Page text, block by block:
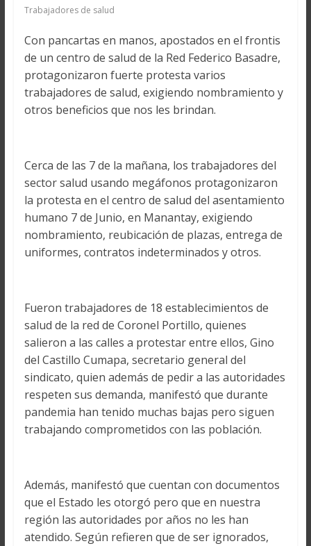
Trabajadores de salud
Con pancartas en manos, apostados en el frontis
de un centro de salud de la Red Federico Basadre,
protagonizaron fuerte protesta varios
trabajadores de salud, exigiendo nombramiento y
otros beneficios que nos les brindan.
Cerca de las 7 de la mañana, los trabajadores del
sector salud usando megáfonos protagonizaron
la protesta en el centro de salud del asentamiento
humano 7 de Junio, en Manantay, exigiendo
nombramiento, reubicación de plazas, entrega de
uniformes, contratos indeterminados y otros.
Fueron trabajadores de 18 establecimientos de
salud de la red de Coronel Portillo, quienes
salieron a las calles a protestar entre ellos, Gino
del Castillo Cumapa, secretario general del
sindicato, quien además de pedir a las autoridades
respeten sus demanda, manifestó que durante
pandemia han tenido muchas bajas pero siguen
trabajando comprometidos con las población.
Además, manifestó que cuentan con documentos
que el Estado les otorgó pero que en nuestra
región las autoridades por años no les han
atendido. Según refieren que de ser ignorados,